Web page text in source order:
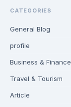
CATEGORIES
General Blog
profile
Business & Finance
Travel & Tourism
Article